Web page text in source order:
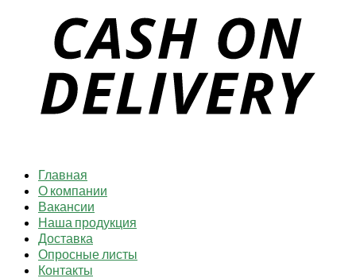
Главная
О компании
Вакансии
Наша продукция
Доставка
Опросные листы
Контакты